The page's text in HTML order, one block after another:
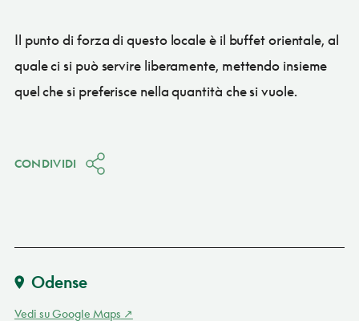
Il punto di forza di questo locale è il buffet orientale, al
quale ci si può servire liberamente, mettendo insieme
quel che si preferisce nella quantità che si vuole.
CONDIVIDI
Odense
Vedi su Google Maps